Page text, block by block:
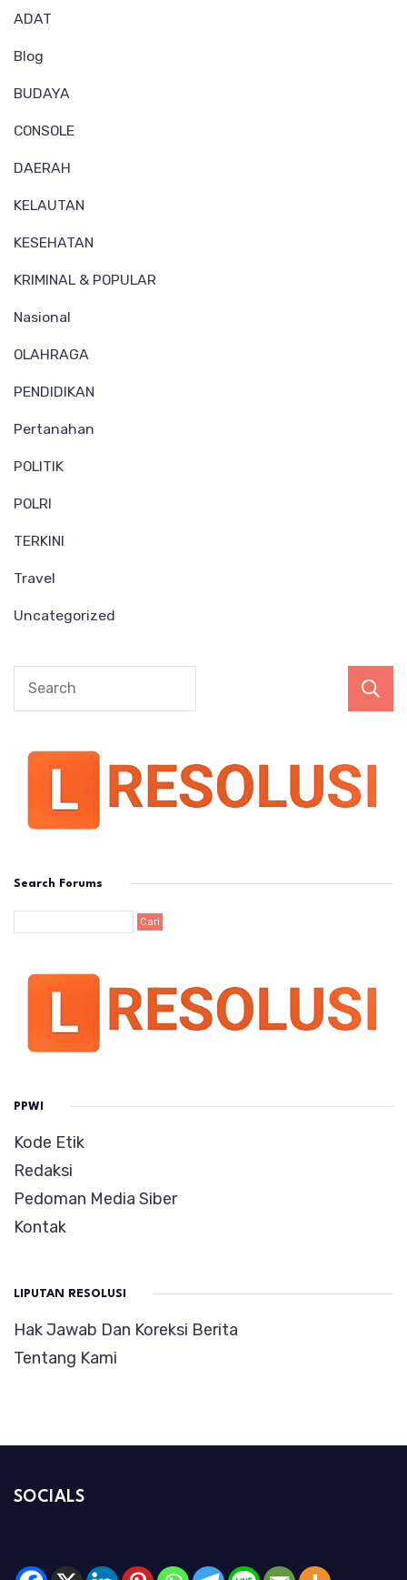
ADAT
Blog
BUDAYA
CONSOLE
DAERAH
KELAUTAN
KESEHATAN
KRIMINAL & POPULAR
Nasional
OLAHRAGA
PENDIDIKAN
Pertanahan
POLITIK
POLRI
TERKINI
Travel
Uncategorized
Search Forums
PPWI
Kode Etik
Redaksi
Pedoman Media Siber
Kontak
LIPUTAN RESOLUSI
Hak Jawab Dan Koreksi Berita
Tentang Kami
SOCIALS